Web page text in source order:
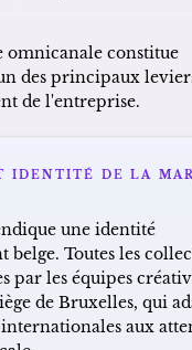
omnicanale constitue
des principaux
de l'entreprise.
IDENTITÉ DE LA
une identité
belge. Toutes les
par les équipes
de Bruxelles, qui
aux